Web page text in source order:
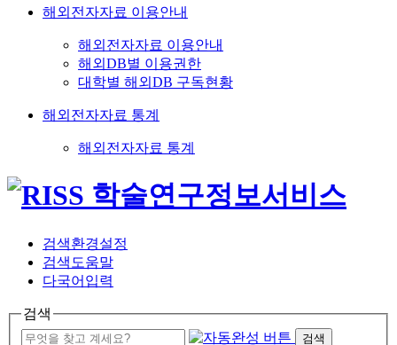
해외전자자료 이용안내
해외전자자료 이용안내
해외DB별 이용권한
대학별 해외DB 구독현황
해외전자자료 통계
해외전자자료 통계
검색환경설정
검색도움말
다국어입력
검색
검색